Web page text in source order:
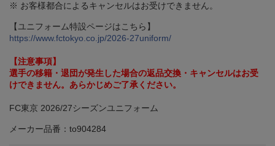
※ お客様都合によるキャンセルはお受けできません。
【ユニフォーム特設ページはこちら】
https://www.fctokyo.co.jp/2026-27uniform/
【注意事項】
選手の移籍・退団が発生した場合の返品交換・キャンセルはお受
けできません。あらかじめご了承ください。
FC東京 2026/27シーズンユニフォーム
メーカー品番：to904284